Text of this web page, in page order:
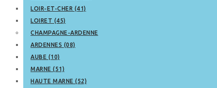
LOIR-ET-CHER (41)
LOIRET (45)
CHAMPAGNE-ARDENNE
ARDENNES (08)
AUBE (10)
MARNE (51)
HAUTE MARNE (52)